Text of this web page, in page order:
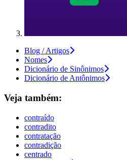
Blog / Artigos
Nomes
Dicionário de Sinônimos
Dicionário de Antônimos
Veja também:
contraído
contradito
contratação
contradição
centrado